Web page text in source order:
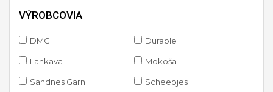
VÝROBCOVIA
DMC Durable
Lankava Mokoša
Sandnes Garn Scheepjes